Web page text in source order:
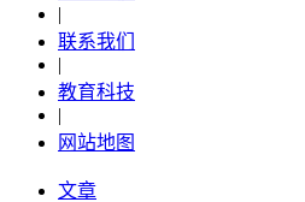
|
联系我们
|
教育科技
|
网站地图
文章